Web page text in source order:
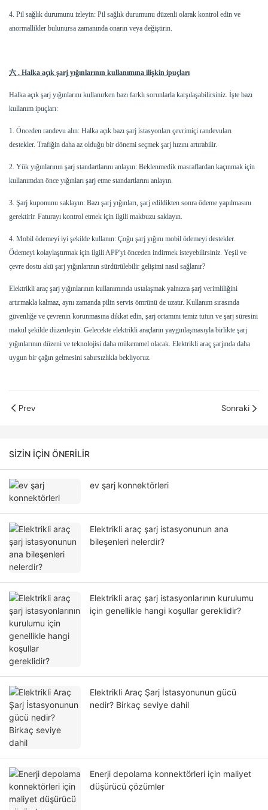
4. Pil sağlık durumunu izleyin: Pil sağlık durumunu düzenli olarak kontrol edin ve
anormallikler bulunursa zamanında onarın veya değiştirin.
六 . Halka açık şarj yığınlarının kullanımına ilişkin ipuçları
Halka açık şarj yığınlarını kullanırken bazı farklı sorunlarla karşılaşabilirsiniz. İşte bazı
kullanım ipuçları:
1. Önceden randevu alın: Halka açık bazı şarj istasyonları çevrimiçi randevuları
destekler. Trafiğin daha az olduğu bir dönemi seçmek şarj hızını artırabilir.
2. Yük yığınlarının şarj standartlarını anlayın: Beklenmedik masraflardan kaçınmak için
kullanımdan önce yığınları şarj etme standartlarını anlayın.
3. Şarj kuponunu saklayın: Bazı şarj yığınları, şarj edildikten sonra ödeme yapılmasını
gerektirir. Faturayı kontrol etmek için ilgili makbuzu saklayın.
4. Mobil ödemeyi iyi şekilde kullanın: Çoğu şarj yığını mobil ödemeyi destekler.
Ödemeyi kolaylaştırmak için ilgili APP'yi önceden indirmek isteyebilirsiniz. Yeşil ve
çevre dostu akü şarj yığınlarının sürdürülebilir gelişimi nasıl sağlanır?
Elektrikli araç şarj yığınlarının kullanımında ustalaşmak yalnızca şarj verimliliğini
artırmakla kalmaz, aynı zamanda pilin servis ömrünü de uzatır. Kullanım sırasında
güvenliğe ve çevrenin korunmasına dikkat edin, şarj ortamını temiz tutun ve şarj süresini
makul şekilde düzenleyin. Gelecekte elektrikli araçların yaygınlaşmasıyla birlikte şarj
yığınlarının düzeni ve teknolojisi daha mükemmel olacak. Elektrikli araç şarjında ​​daha
uygun bir çağın gelmesini sabırsızlıkla bekliyoruz.
Prev Sonraki
SIZIN IÇIN ÖNERILIR
ev şarj konnektörleri
Elektrikli araç şarj istasyonunun ana
bileşenleri nelerdir?
Elektrikli araç şarj istasyonlarının kurulumu
için genellikle hangi koşullar gereklidir?
Elektrikli Araç Şarj İstasyonunun gücü
nedir? Birkaç seviye dahil
Enerji depolama konnektörleri için maliyet
düşürücü çözümler